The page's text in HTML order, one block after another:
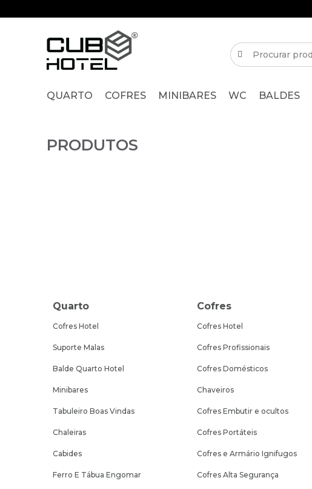
QUARTO COFRES MINIBARES WC BALDES
PRODUTOS
Quarto
Cofres Hotel
Suporte Malas
Balde Quarto Hotel
Minibares
Tabuleiro Boas Vindas
Chaleiras
Cabides
Ferro E Tábua Engomar
Cofres
Cofres Hotel
Cofres Profissionais
Cofres Domésticos
Chaveiros
Cofres Embutir e ocultos
Cofres Portáteis
Cofres e Armário Ignifugos
Cofres Alta Segurança